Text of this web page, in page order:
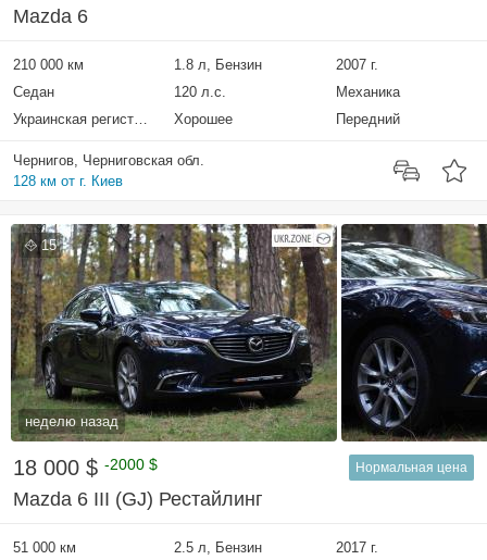
Mazda 6
210 000 км 1.8 л, Бензин
2007 г.
Седан
120 л.с.
Механика
Украинская регистрация
Хорошее Передний
Чернигов, Черниговская обл.
128 км от г. Киев
15
неделю назад
18 000 $ -2000 $ Нормальная цена
Mazda 6 III (GJ) Рестайлинг
51 000 км 2.5 л, Бензин
2017 г.